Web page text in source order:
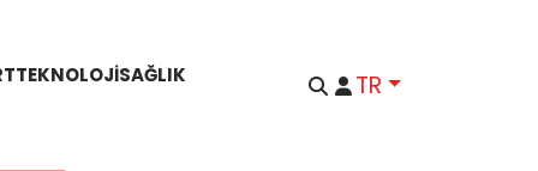
TEKNOLOJISAĞLIK
TR